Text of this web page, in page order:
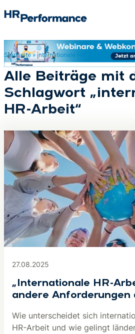
Suchen
Startseite» internationale HR-Arbeit
Alle Beiträge mit
Schlagwort
HR-Arbeit“
27.08.2025
„Internationale HR-
andere Anforderungen
Wie unterscheidet sich
HR-Arbeit und wie gelingt